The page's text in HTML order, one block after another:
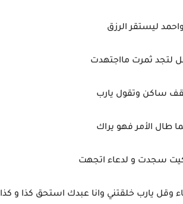
واحمد ليستقر الرزق
لتجد ثمرت مااجتهدت
ساكن وتقول يارب
طال الأمر فهو يراك
سجدت و لدعاء اتجهت
يارب خلقتني وانا عبدك استحق كذا و كذا